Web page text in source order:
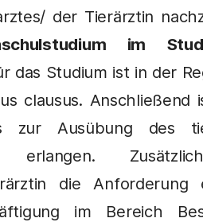
der Tierärztin
im
das Studium ist in der
clausus.
zur Ausübung des
erlangen.
die
im Bereich